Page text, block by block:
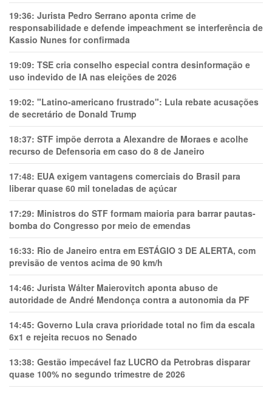
19:36: Jurista Pedro Serrano aponta crime de
responsabilidade e defende impeachment se interferência de
Kassio Nunes for confirmada
19:09: TSE cria conselho especial contra desinformação e
uso indevido de IA nas eleições de 2026
19:02: "Latino-americano frustrado": Lula rebate acusações
de secretário de Donald Trump
18:37: STF impõe derrota a Alexandre de Moraes e acolhe
recurso de Defensoria em caso do 8 de Janeiro
17:48: EUA exigem vantagens comerciais do Brasil para
liberar quase 60 mil toneladas de açúcar
17:29: Ministros do STF formam maioria para barrar pautas-
bomba do Congresso por meio de emendas
16:33: Rio de Janeiro entra em ESTÁGIO 3 DE ALERTA, com
previsão de ventos acima de 90 km/h
14:46: Jurista Wálter Maierovitch aponta abuso de
autoridade de André Mendonça contra a autonomia da PF
14:45: Governo Lula crava prioridade total no fim da escala
6x1 e rejeita recuos no Senado
13:38: Gestão impecável faz LUCRO da Petrobras disparar
quase 100% no segundo trimestre de 2026